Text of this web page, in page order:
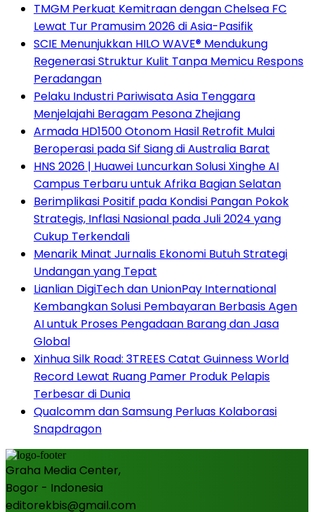
TMGM Perkuat Kemitraan dengan Chelsea FC
Lewat Tur Pramusim 2026 di Asia-Pasifik
SCIE Menunjukkan HILO WAVE® Mendukung
Regenerasi Struktur Kulit Tanpa Memicu Respons
Peradangan
Pelaku Industri Pariwisata Asia Tenggara
Menjelajahi Beragam Pesona Zhejiang
Armada HD1500 Otonom Hasil Retrofit Mulai
Beroperasi pada Sif Siang di Australia Barat
HNS 2026 | Huawei Luncurkan Solusi Xinghe AI
Campus Terbaru untuk Afrika Bagian Selatan
Berimplikasi Positif pada Kondisi Pangan Pokok
Strategis, Inflasi Nasional pada Juli 2024 yang
Cukup Terkendali
Menarik Minat Jurnalis Ekonomi Butuh Strategi
Undangan yang Tepat
Lianlian DigiTech dan UnionPay International
Kembangkan Solusi Pembayaran Berbasis Agen
AI untuk Proses Pengadaan Barang dan Jasa
Global
Xinhua Silk Road: 3TREES Catat Guinness World
Record Lewat Ruang Pamer Produk Pelapis
Terbesar di Dunia
Qualcomm dan Samsung Perluas Kolaborasi
Snapdragon
Graha Media Center,
Bogor - Indonesia
editorekbis@gmail.com